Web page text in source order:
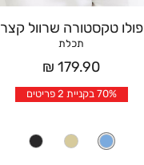
פולו טקסטורה שרוול קצר
תכלת
מחיר
אחרי
הנחה
179.90 ₪
70% בקניית 2 פריטים